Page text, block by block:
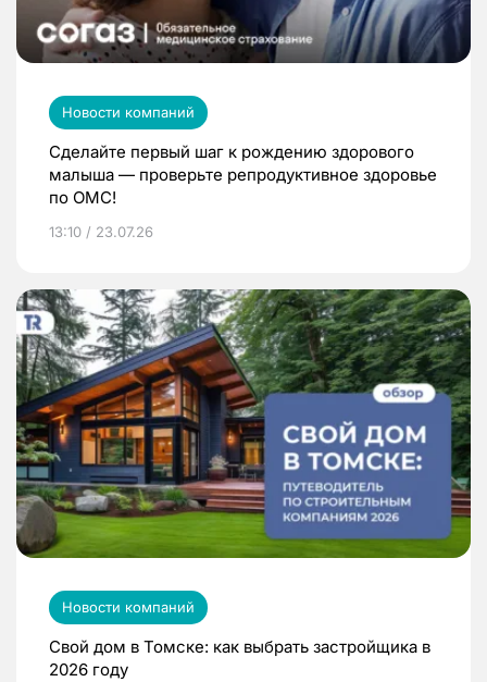
Новости компаний
Сделайте первый шаг к рождению здорового
малыша — проверьте репродуктивное здоровье
по ОМС!
13:10 / 23.07.26
Новости компаний
Свой дом в Томске: как выбрать застройщика в
2026 году